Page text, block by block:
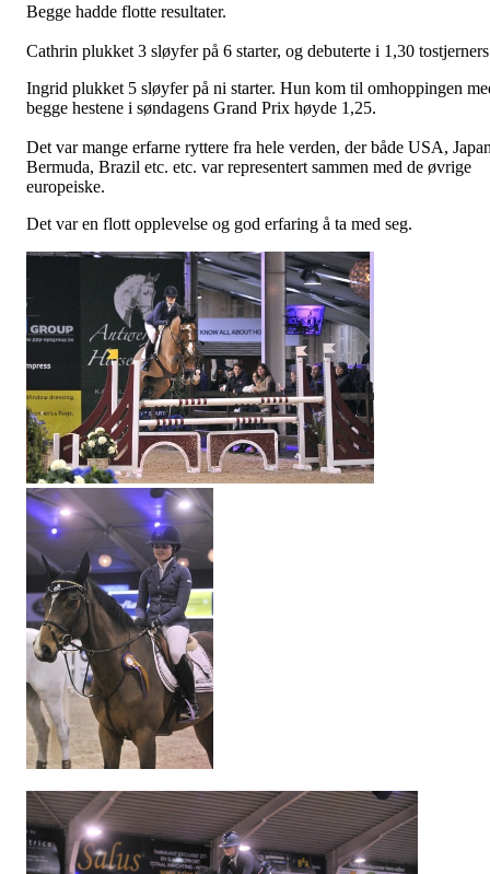
Begge hadde flotte resultater.
Cathrin plukket 3 sløyfer på 6 starter, og debuterte i 1,30
Ingrid plukket 5 sløyfer på ni starter. Hun kom til omhoppingen
begge hestene i søndagens Grand Prix høyde 1,25.
Det var mange erfarne ryttere fra hele verden, der både USA,
Bermuda, Brazil etc. etc. var representert sammen med de øvrige
europeiske.
Det var en flott opplevelse og god erfaring å ta med seg.